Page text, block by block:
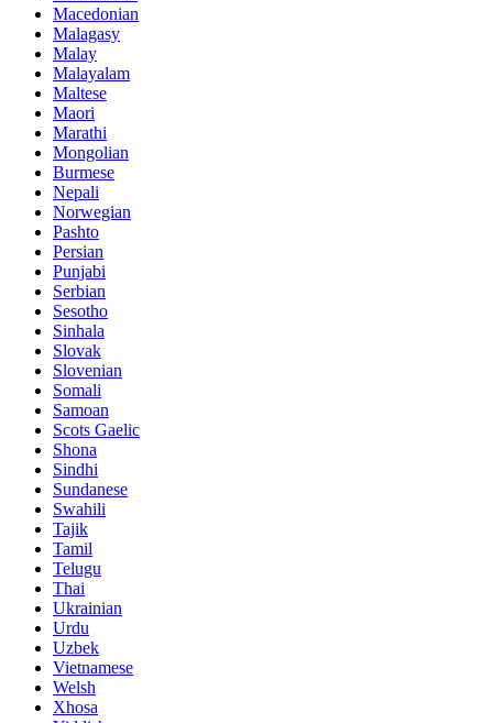
Macedonian
Malagasy
Malay
Malayalam
Maltese
Maori
Marathi
Mongolian
Burmese
Nepali
Norwegian
Pashto
Persian
Punjabi
Serbian
Sesotho
Sinhala
Slovak
Slovenian
Somali
Samoan
Scots Gaelic
Shona
Sindhi
Sundanese
Swahili
Tajik
Tamil
Telugu
Thai
Ukrainian
Urdu
Uzbek
Vietnamese
Welsh
Xhosa